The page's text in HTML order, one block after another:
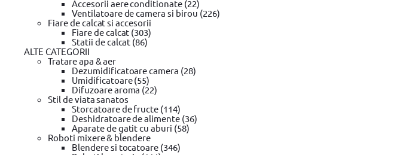
Accesorii aere conditionate (22)
Ventilatoare de camera si birou (226)
Fiare de calcat si accesorii
Fiare de calcat (303)
Statii de calcat (86)
ALTE CATEGORII
Tratare apa & aer
Dezumidificatoare camera (28)
Umidificatoare (55)
Difuzoare aroma (22)
Stil de viata sanatos
Storcatoare de fructe (114)
Deshidratoare de alimente (36)
Aparate de gatit cu aburi (58)
Roboti mixere & blendere
Blendere si tocatoare (346)
Termeni si conditii
Despre noi
Valorile evomag
Despre evomag
Locatie punct de lucru
Departamente
Angajari